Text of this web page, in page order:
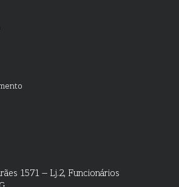
1571 – Lj.2, Funcionários